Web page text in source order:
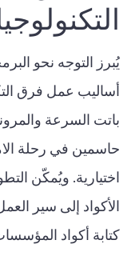
يُبرز التوجه نحو
أساليب عمل فرق
باتت السرعة
حاسمين في رحلة
اختيارية. ويُمكّن
الأكواد إلى سير
كتابة أكواد